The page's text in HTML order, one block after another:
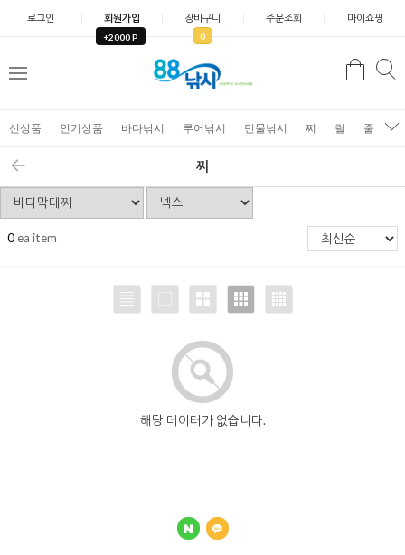
로그인 회원가입
+2000 P
장바구니
0
주문조회 마이쇼핑
검
신상품 인기상품 바다낚시 루어낚시 민물낚시 찌 릴 줄
찌
0ea item
해당 데이터가 없습니다.